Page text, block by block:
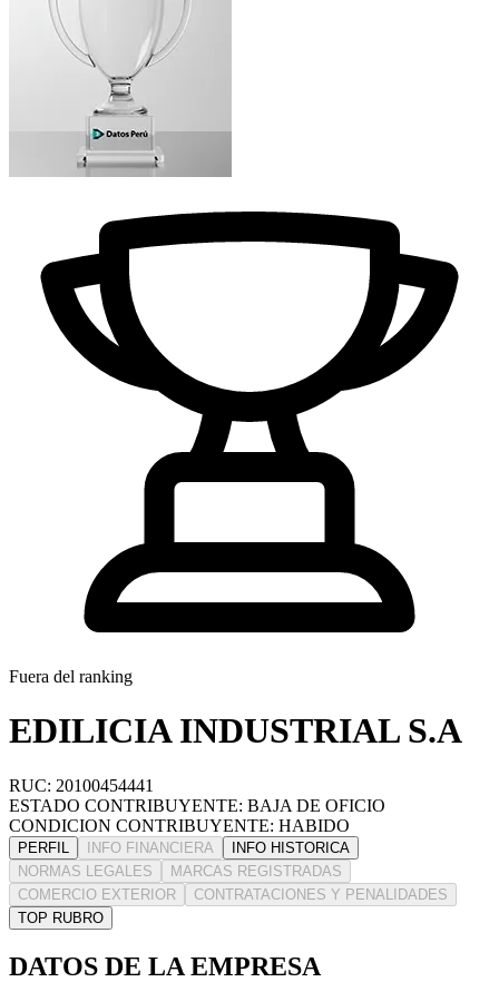
Fuera del ranking
EDILICIA INDUSTRIAL S.A
RUC: 20100454441
ESTADO CONTRIBUYENTE: BAJA DE OFICIO
CONDICION CONTRIBUYENTE: HABIDO
PERFIL INFO FINANCIERA
INFO HISTORICA
NORMAS LEGALES
MARCAS REGISTRADAS
COMERCIO EXTERIOR
CONTRATACIONES Y PENALIDADES
TOP RUBRO
DATOS DE LA EMPRESA